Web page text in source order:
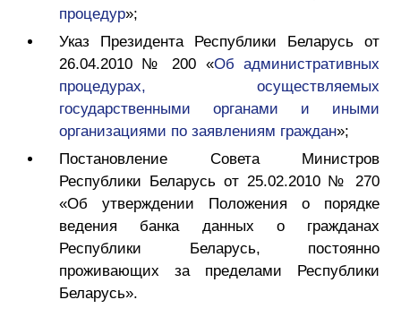
процедур»;
Указ Президента Республики Беларусь от
26.04.2010 № 200 «Об административных
процедурах, осуществляемых
государственными органами и иными
организациями по заявлениям граждан»;
Постановление Совета Министров
Республики Беларусь от 25.02.2010 № 270
«Об утверждении Положения о порядке
ведения банка данных о гражданах
Республики Беларусь, постоянно
проживающих за пределами Республики
Беларусь».